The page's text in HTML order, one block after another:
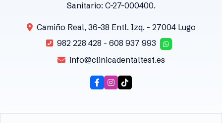
Sanitario: C-27-000400.
Camiño Real, 36-38 Entl. Izq. - 27004 Lugo
982 228 428 - 608 937 993
info@clinicadentaltest.es